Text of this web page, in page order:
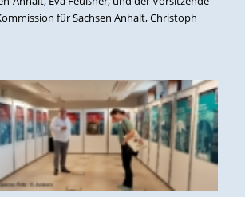
für Sachsen Anhalt, Christoph